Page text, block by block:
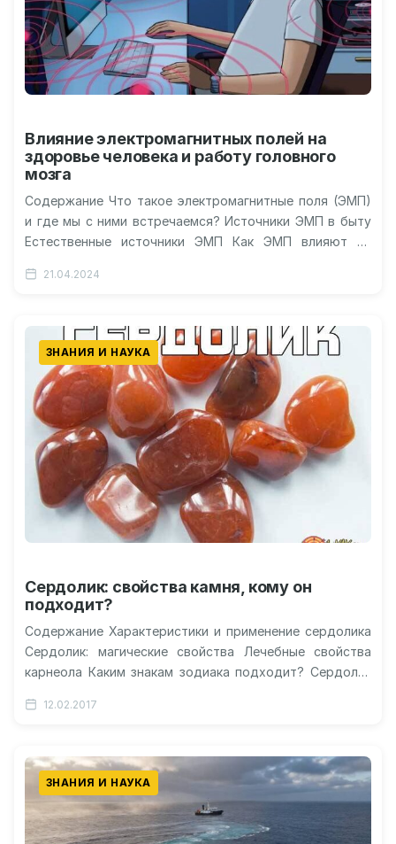
Влияние электромагнитных полей на
здоровье человека и работу головного
мозга
Содержание Что такое электромагнитные поля (ЭМП)
и где мы с ними встречаемся? Источники ЭМП в быту
Естественные источники ЭМП Как ЭМП влияют на
21.04.2024
ЗНАНИЯ И НАУКА
Сердолик: свойства камня, кому он
подходит?
Содержание Характеристики и применение сердолика
Сердолик: магические свойства Лечебные свойства
карнеола Каким знакам зодиака подходит? Сердолик
сердолика Сердолик…
12.02.2017
ЗНАНИЯ И НАУКА